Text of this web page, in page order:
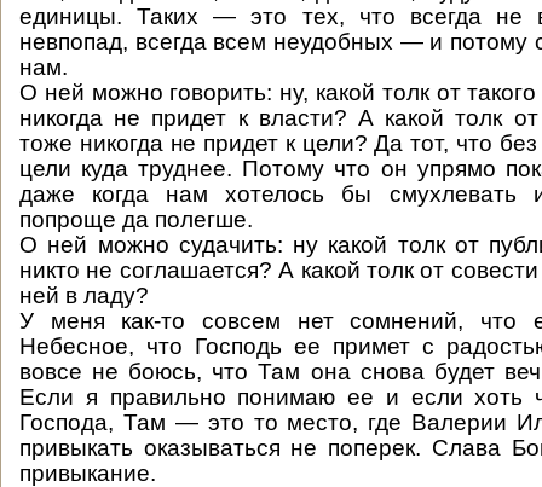
единицы. Таких — это тех, что всегда не
невпопад, всегда всем неудобных — и потому
нам.
О ней можно говорить: ну, какой толк от
никогда не придет к власти? А какой толк
тоже никогда не придет к цели? Да тот, что
цели куда труднее. Потому что он упрямо
даже когда нам хотелось бы смухлевать
попроще да полегше.
О ней можно судачить: ну какой толк от
никто не соглашается? А какой толк от
ней в ладу?
У меня как-то совсем нет сомнений, что
Небесное, что Господь ее примет с
вовсе не боюсь, что Там она снова будет
Если я правильно понимаю ее и если хоть
Господа, Там — это то место, где Валерии
привыкать оказываться не поперек. Слава
привыкание.